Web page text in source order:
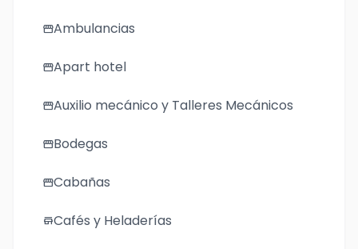
storefrontAmbulancias
storefrontApart hotel
storefrontAuxilio mecánico y Talleres Mecánicos
storefrontBodegas
storefrontCabañas
storeCafés y Heladerías